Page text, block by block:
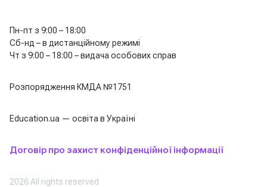
Пн-пт з 9:00 – 18:00
Сб-нд – в дистанційному режимі
Чт з 9:00 – 18:00 – видача особових справ
Розпорядження КМДА №1751
Education.ua — освіта в Україні
Договір про захист конфіденційної інформації
2026 All rights reserved